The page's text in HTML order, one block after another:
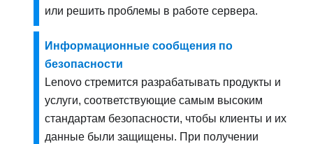
или решить проблемы в работе сервера.
Информационные сообщения по
безопасности
Lenovo стремится разрабатывать продукты и
услуги, соответствующие самым высоким
стандартам безопасности, чтобы клиенты и их
данные были защищены. При получении